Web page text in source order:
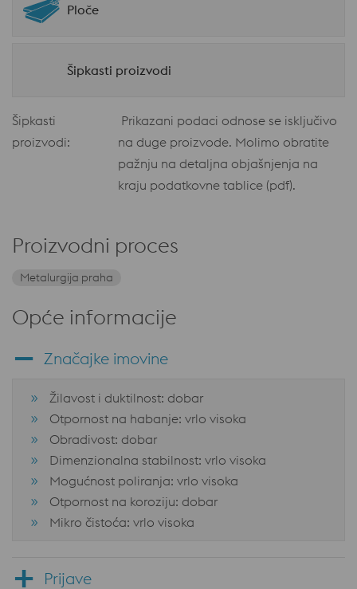
Ploče
Šipkasti proizvodi
Šipkasti
proizvodi:
Prikazani podaci odnose se isključivo
na duge proizvode. Molimo obratite
pažnju na detaljna objašnjenja na
kraju podatkovne tablice (pdf).
Proizvodni proces
Metalurgija praha
Opće informacije
Značajke imovine
Žilavost i duktilnost: dobar
Otpornost na habanje: vrlo visoka
Obradivost: dobar
Dimenzionalna stabilnost: vrlo visoka
Mogućnost poliranja: vrlo visoka
Otpornost na koroziju: dobar
Mikro čistoća: vrlo visoka
Prijave